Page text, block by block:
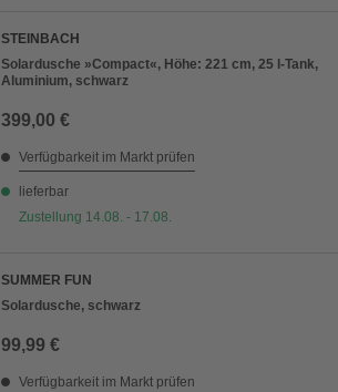
STEINBACH
Solardusche »Compact«, Höhe: 221 cm, 25 l-Tank,
Aluminium, schwarz
399,00 €
Verfügbarkeit im Markt prüfen
lieferbar
Zustellung 14.08. - 17.08.
SUMMER FUN
Solardusche, schwarz
99,99 €
Verfügbarkeit im Markt prüfen